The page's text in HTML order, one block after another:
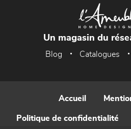
Un magasin du
Blog Catalogues
Accueil
Politique de confidentialité